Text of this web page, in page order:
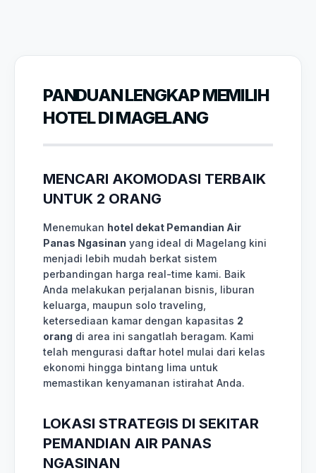
PANDUAN LENGKAP MEMILIH
HOTEL DI MAGELANG
MENCARI AKOMODASI TERBAIK
UNTUK 2 ORANG
Menemukan hotel dekat Pemandian Air
Panas Ngasinan yang ideal di Magelang kini
menjadi lebih mudah berkat sistem
perbandingan harga real-time kami. Baik
Anda melakukan perjalanan bisnis, liburan
keluarga, maupun solo traveling,
ketersediaan kamar dengan kapasitas 2
orang di area ini sangatlah beragam. Kami
telah mengurasi daftar hotel mulai dari kelas
ekonomi hingga bintang lima untuk
memastikan kenyamanan istirahat Anda.
LOKASI STRATEGIS DI SEKITAR
PEMANDIAN AIR PANAS
NGASINAN